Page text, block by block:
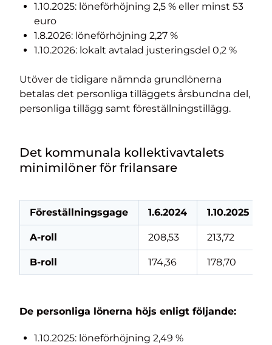
1.10.2025: löneförhöjning 2,5 % eller minst 53
euro
1.8.2026: löneförhöjning 2,27 %
1.10.2026: lokalt avtalad justeringsdel 0,2 %
Utöver de tidigare nämnda grundlönerna
betalas det personliga tilläggets årsbundna del,
personliga tillägg samt föreställningstillägg.
Det kommunala kollektivavtalets
minimilöner för frilansare
Föreställningsgage 1.6.2024 1.10.2025
A-roll 208,53 213,72
B-roll 174,36 178,70
De personliga lönerna höjs enligt följande:
1.10.2025: löneförhöjning 2,49 %